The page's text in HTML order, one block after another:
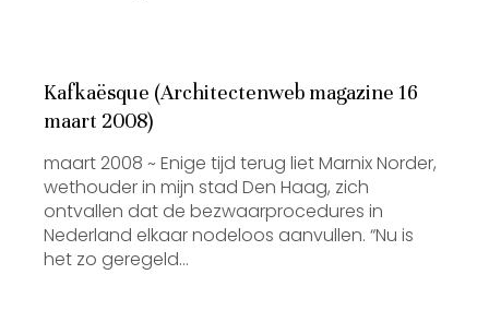
Kafkaësque (Architectenweb magazine 16
maart 2008)
maart 2008 ~ Enige tijd terug liet Marnix Norder,
wethouder in mijn stad Den Haag, zich
ontvallen dat de bezwaarprocedures in
Nederland elkaar nodeloos aanvullen. “Nu is
het zo geregeld…